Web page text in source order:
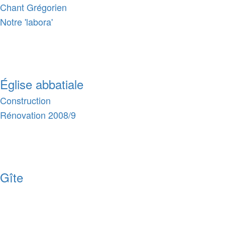
Chant Grégorien
Notre 'labora'
Église abbatiale
Construction
Rénovation 2008/9
Gîte